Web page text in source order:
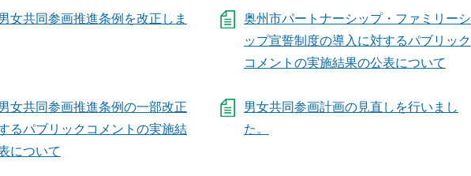
女共同参画推進条例を改正しま
奥州市パートナーシップ・ファミリーシ
ップ宣誓制度の導入に対するパブリック
コメントの実施結果の公表について
女共同参画推進条例の一部改正
るパブリックコメントの実施結
について
男女共同参画計画の見直しを行いまし
た。